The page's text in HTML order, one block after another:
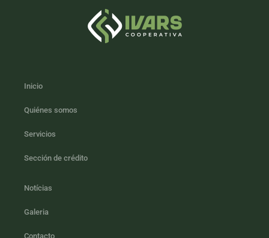
Inicio
Quiénes somos
Servicios
Sección de crédito
Notícias
Galeria
Contacto